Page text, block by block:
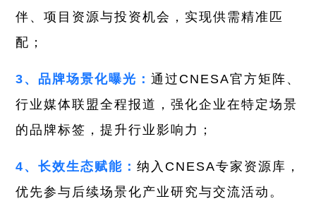
伴、项目资源与投资机会，实现供需精准匹
配；
3、品牌场景化曝光： 通过CNESA官方矩阵、
行业媒体联盟全程报道，强化企业在特定场景
的品牌标签，提升行业影响力；
4、长效生态赋能： 纳入CNESA专家资源库，
优先参与后续场景化产业研究与交流活动。